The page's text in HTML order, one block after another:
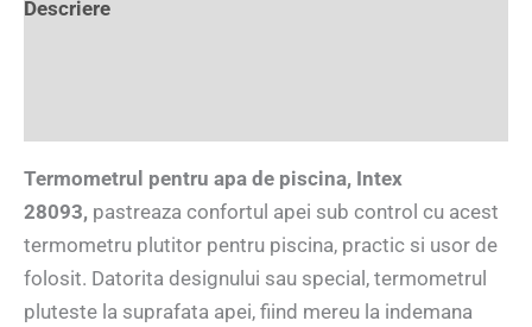
Descriere
Termometrul pentru apa de piscina, Intex
28093, pastreaza confortul apei sub control cu acest
termometru plutitor pentru piscina, practic si usor de
folosit. Datorita designului sau special, termometrul
pluteste la suprafata apei, fiind mereu la indemana